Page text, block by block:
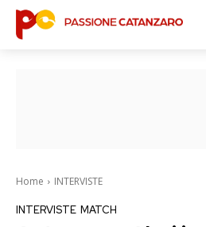
Home INTERVISTE
INTERVISTE MATCH